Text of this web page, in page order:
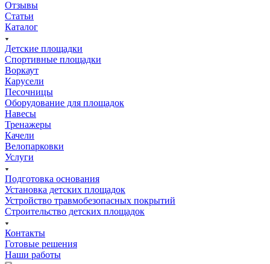
Отзывы
Статьи
Каталог
Детские площадки
Спортивные площадки
Воркаут
Карусели
Песочницы
Оборудование для площадок
Навесы
Тренажеры
Качели
Велопарковки
Услуги
Подготовка основания
Установка детских площадок
Устройство травмобезопасных покрытий
Строительство детских площадок
Контакты
Готовые решения
Наши работы